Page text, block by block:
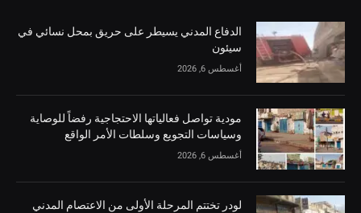
الدفاع المدني يسيطر على حريق بمحل نسائي في
سيئون
أغسطس 6, 2026
مودية تواصل فعالياتها الاحتجاجية رفضاً للوصاية
وسياسات التجويع وسلطات الأمر الواقع
أغسطس 6, 2026
لودر تختتم المرحلة الأولى من الاعتصام المدني